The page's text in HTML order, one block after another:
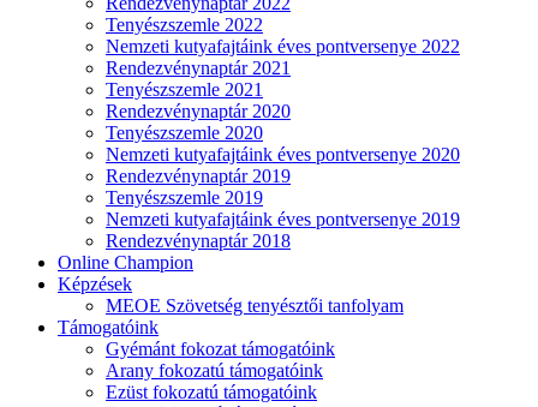
Tenyészszemle 2022
Nemzeti kutyafajtáink éves pontversenye 2022
Rendezvénynaptár 2021
Tenyészszemle 2021
Rendezvénynaptár 2020
Tenyészszemle 2020
Nemzeti kutyafajtáink éves pontversenye 2020
Rendezvénynaptár 2019
Tenyészszemle 2019
Nemzeti kutyafajtáink éves pontversenye 2019
Rendezvénynaptár 2018
Online Champion
Képzések
MEOE Szövetség tenyésztői tanfolyam
Támogatóink
Gyémánt fokozat támogatóink
Arany fokozatú támogatóink
Ezüst fokozatú támogatóink